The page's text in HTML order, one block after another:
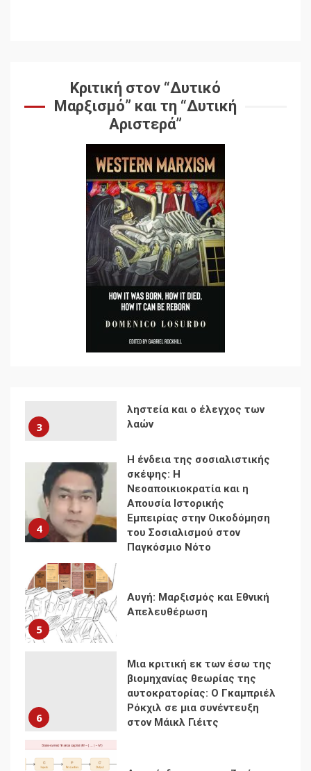
Κριτική στον “Δυτικό
Μαρξισμό” και τη “Δυτική
Αριστερά”
Αποσύνδεση με κινεζικά
χαρακτηριστικά
Ενότητα της
αντιιμπεριαλιστικής,
κομμουνιστικής και
ριζοσπαστικής, Αριστεράς
και ανασυγκρότηση του
Κομμουνιστικού Κινήματος
Για την απόφαση του 4ου
Συνεδρίου του Αριστερού
Ρεύματος
3
ληστεία και ο έλεγχος των
λαών
4
Η ένδεια της σοσιαλιστικής
σκέψης: Η
Νεοαποικιοκρατία και η
Απουσία Ιστορικής
Εμπειρίας στην Οικοδόμηση
του Σοσιαλισμού στον
Παγκόσμιο Νότο
5
Αυγή: Μαρξισμός και Εθνική
Απελευθέρωση
6
Μια κριτική εκ των έσω της
βιομηχανίας θεωρίας της
αυτοκρατορίας: Ο Γκαμπριέλ
Ρόκχιλ σε μια συνέντευξη
στον Μάικλ Γιέιτς